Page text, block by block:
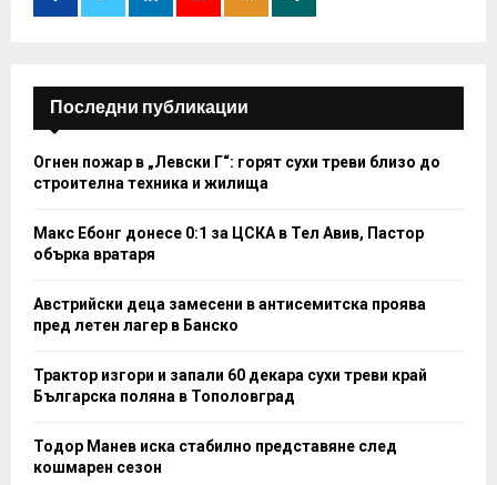
:
H
Последни публикации
Огнен пожар в „Левски Г“: горят сухи треви близо до
строителна техника и жилища
Макс Ебонг донесе 0:1 за ЦСКА в Тел Авив, Пастор
обърка вратаря
Австрийски деца замесени в антисемитска проява
пред летен лагер в Банско
Трактор изгори и запали 60 декара сухи треви край
Българска поляна в Тополовград
Тодор Манев иска стабилно представяне след
кошмарен сезон